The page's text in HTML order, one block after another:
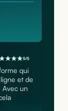
5/5
qui
et de
Avec un